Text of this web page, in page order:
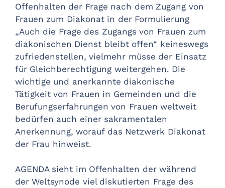
Offenhalten der Frage nach dem Zugang von
Frauen zum Diakonat in der Formulierung
„Auch die Frage des Zugangs von Frauen zum
diakonischen Dienst bleibt offen“ keineswegs
zufriedenstellen, vielmehr müsse der Einsatz
für Gleichberechtigung weitergehen. Die
wichtige und anerkannte diakonische
Tätigkeit von Frauen in Gemeinden und die
Berufungserfahrungen von Frauen weltweit
bedürfen auch einer sakramentalen
Anerkennung, worauf das Netzwerk Diakonat
der Frau hinweist.
AGENDA sieht im Offenhalten der während
der Weltsynode viel diskutierten Frage des